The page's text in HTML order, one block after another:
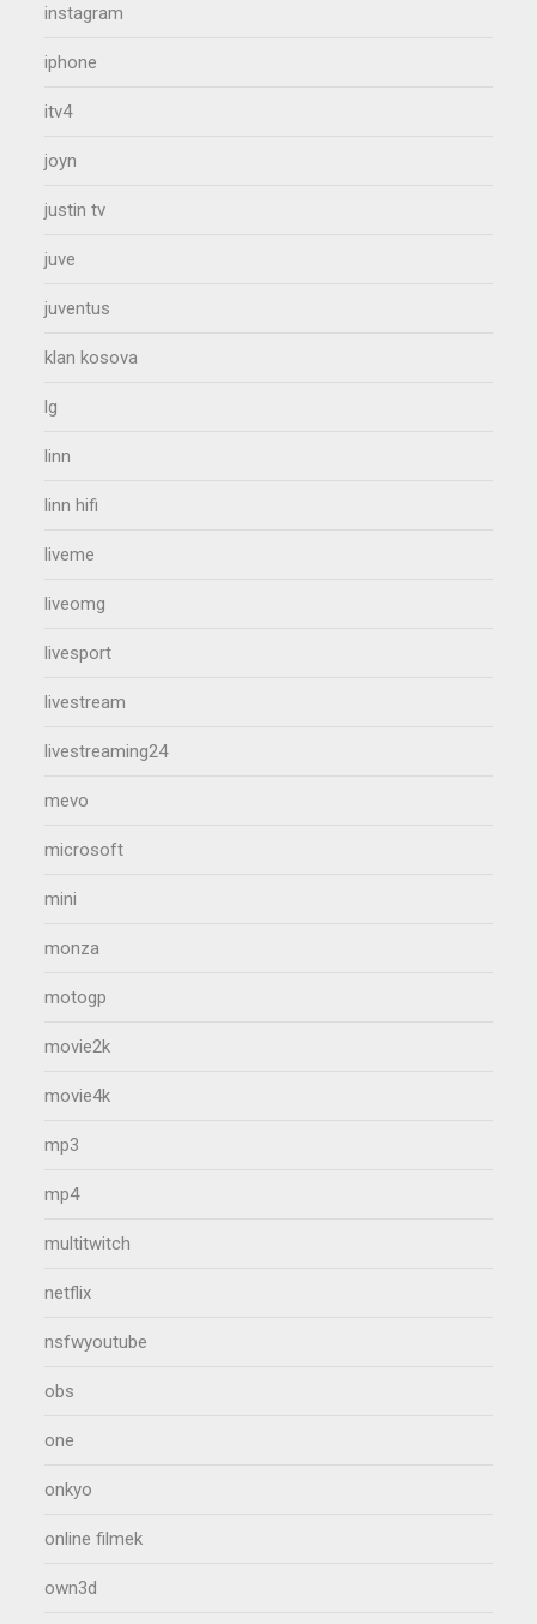
instagram
iphone
itv4
joyn
justin tv
juve
juventus
klan kosova
lg
linn
linn hifi
liveme
liveomg
livesport
livestream
livestreaming24
mevo
microsoft
mini
monza
motogp
movie2k
movie4k
mp3
mp4
multitwitch
netflix
nsfwyoutube
obs
one
onkyo
online filmek
own3d